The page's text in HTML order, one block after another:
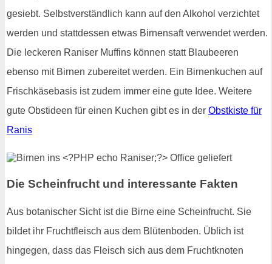
gesiebt. Selbstverständlich kann auf den Alkohol verzichtet
werden und stattdessen etwas Birnensaft verwendet werden.
Die leckeren Raniser Muffins können statt Blaubeeren
ebenso mit Birnen zubereitet werden. Ein Birnenkuchen auf
Frischkäsebasis ist zudem immer eine gute Idee. Weitere
gute Obstideen für einen Kuchen gibt es in der Obstkiste für
Ranis
Die Scheinfrucht und interessante Fakten
Aus botanischer Sicht ist die Birne eine Scheinfrucht. Sie
bildet ihr Fruchtfleisch aus dem Blütenboden. Üblich ist
hingegen, dass das Fleisch sich aus dem Fruchtknoten